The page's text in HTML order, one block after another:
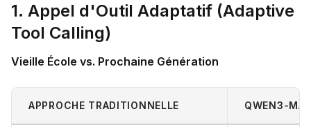
1. Appel d'Outil Adaptatif (Adaptive
Tool Calling)
Vieille École vs. Prochaine Génération
APPROCHE TRADITIONNELLE QWEN3-